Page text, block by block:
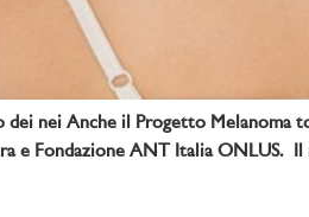
nei Anche il Progetto Melanoma
e Fondazione ANT Italia ONLUS. Il